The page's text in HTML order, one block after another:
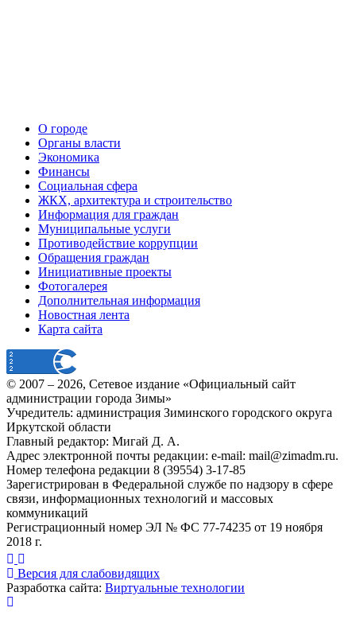
О городе
Органы власти
Экономика
Финансы
Социальная сфера
ЖКХ, архитектура и строительство
Информация для граждан
Муниципальные услуги
Противодействие коррупции
Обращения граждан
Инициативные проекты
Фотогалерея
Дополнительная информация
Новостная лента
Карта сайта
© 2007 – 2026, Сетевое издание «Официальный сайт
администрации города Зимы»
Учредитель: администрация Зиминского городского округа
Иркутской области
Главный редактор: Мигай Д. А.
Адрес электронной почты редакции: e-mail: mail@zimadm.ru.
Номер телефона редакции 8 (39554) 3-17-85
Зарегистрирован в Федеральной службе по надзору в сфере
связи, информационных технологий и массовых
коммуникаций
Регистрационный номер ЭЛ № ФС 77-74235 от 19 ноября
2018 г.
Версия для слабовидящих
Разработка сайта: Виртуальные технологии